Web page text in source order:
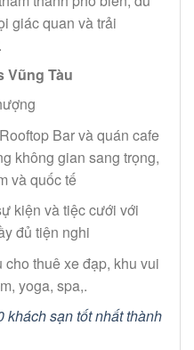
giác quan và trải
Vũng Tàu
Bar và quán cafe
không gian sang trọng,
và quốc tế
kiện và tiệc cưới với
đủ tiện nghi
thuê xe đạp, khu vui
yoga, spa,.
sạn tốt nhất thành